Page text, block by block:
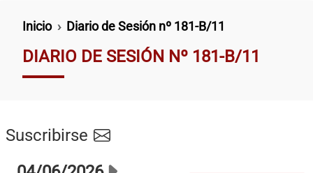
Ruta de navegación
Inicio Diario de Sesión nº 181-B/11
DIARIO DE SESIÓN Nº 181-B/11
Suscribirse